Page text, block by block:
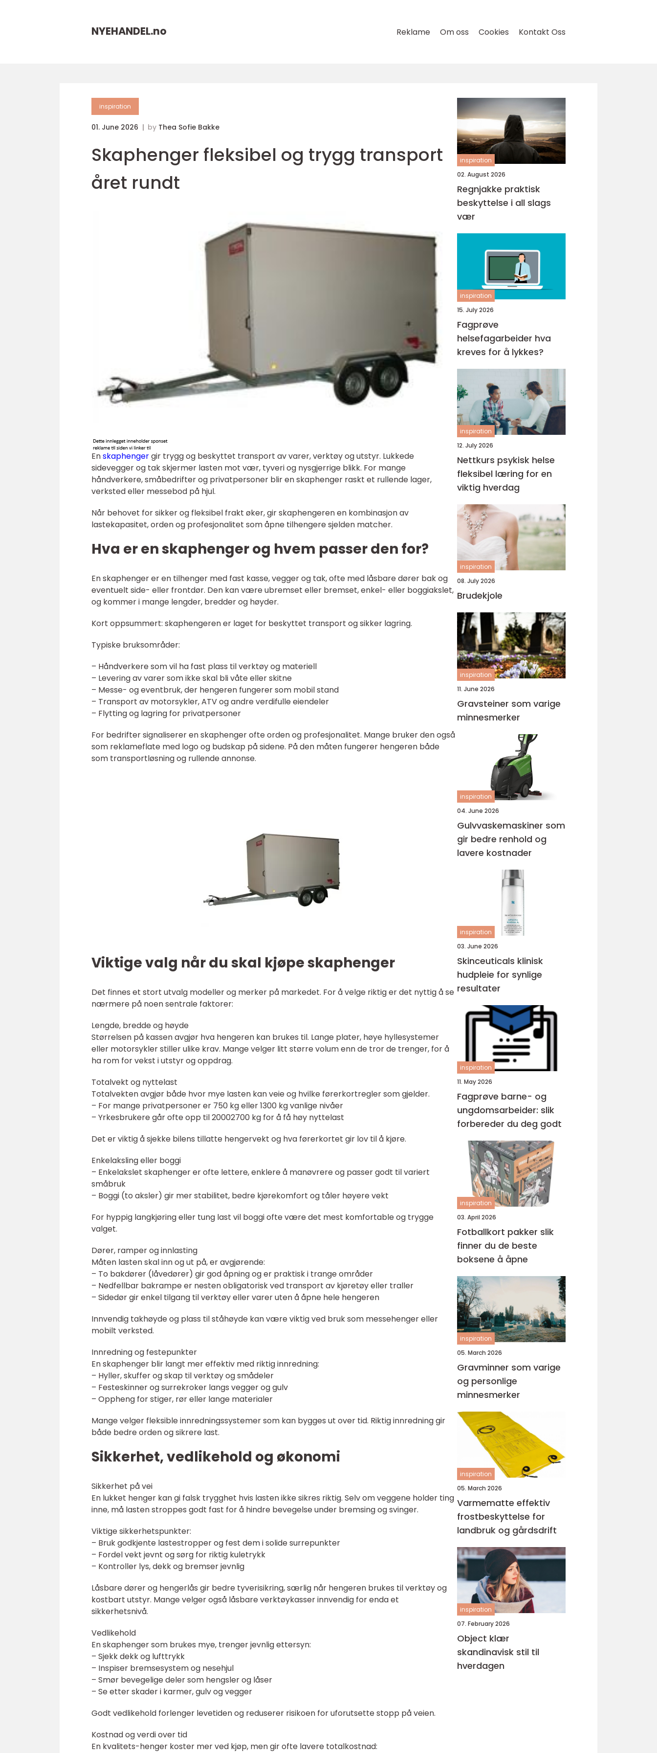
NYEHANDEL.no Reklame Om oss Cookies Kontakt Oss
inspiration
01. June 2026 by Thea Sofie Bakke
Skaphenger fleksibel og trygg transport
året rundt
Enskaphengergir trygg og beskyttet transport av varer, verktøy og utstyr. Lukkede
sidevegger og tak skjermer lasten mot vær, tyveri og nysgjerrige blikk. For mange
håndverkere, småbedrifter og privatpersoner blir en skaphenger raskt et rullende lager,
verksted eller messebod på hjul.
Når behovet for sikker og fleksibel frakt øker, gir skaphengeren en kombinasjon av
lastekapasitet, orden og profesjonalitet som åpne tilhengere sjelden matcher.
Hva er en skaphenger og hvem passer den for?
En skaphenger er en tilhenger med fast kasse, vegger og tak, ofte med låsbare dører bak og
eventuelt side- eller frontdør. Den kan være ubremset eller bremset, enkel- eller boggiakslet,
og kommer i mange lengder, bredder og høyder.
Kort oppsummert: skaphengeren er laget for beskyttet transport og sikker lagring.
Typiske bruksområder:
– Håndverkere som vil ha fast plass til verktøy og materiell
– Levering av varer som ikke skal bli våte eller skitne
– Messe- og eventbruk, der hengeren fungerer som mobil stand
– Transport av motorsykler, ATV og andre verdifulle eiendeler
– Flytting og lagring for privatpersoner
For bedrifter signaliserer en skaphenger ofte orden og profesjonalitet. Mange bruker den også
som reklameflate med logo og budskap på sidene. På den måten fungerer hengeren både
som transportløsning og rullende annonse.
Viktige valg når du skal kjøpe skaphenger
Det finnes et stort utvalg modeller og merker på markedet. For å velge riktig er det nyttig å se
nærmere på noen sentrale faktorer:
Lengde, bredde og høyde
Størrelsen på kassen avgjør hva hengeren kan brukes til. Lange plater, høye hyllesystemer
eller motorsykler stiller ulike krav. Mange velger litt større volum enn de tror de trenger, for å
ha rom for vekst i utstyr og oppdrag.
Totalvekt og nyttelast
Totalvekten avgjør både hvor mye lasten kan veie og hvilke førerkortregler som gjelder.
– For mange privatpersoner er 750 kg eller 1300 kg vanlige nivåer
– Yrkesbrukere går ofte opp til 20002700 kg for å få høy nyttelast
Det er viktig å sjekke bilens tillatte hengervekt og hva førerkortet gir lov til å kjøre.
Enkelaksling eller boggi
– Enkelakslet skaphenger er ofte lettere, enklere å manøvrere og passer godt til variert
småbruk
– Boggi (to aksler) gir mer stabilitet, bedre kjørekomfort og tåler høyere vekt
For hyppig langkjøring eller tung last vil boggi ofte være det mest komfortable og trygge
valget.
Dører, ramper og innlasting
Måten lasten skal inn og ut på, er avgjørende:
– To bakdører (låvedører) gir god åpning og er praktisk i trange områder
– Nedfellbar bakrampe er nesten obligatorisk ved transport av kjøretøy eller traller
– Sidedør gir enkel tilgang til verktøy eller varer uten å åpne hele hengeren
Innvendig takhøyde og plass til ståhøyde kan være viktig ved bruk som messehenger eller
mobilt verksted.
Innredning og festepunkter
En skaphenger blir langt mer effektiv med riktig innredning:
– Hyller, skuffer og skap til verktøy og smådeler
– Festeskinner og surrekroker langs vegger og gulv
– Oppheng for stiger, rør eller lange materialer
Mange velger fleksible innredningssystemer som kan bygges ut over tid. Riktig innredning gir
både bedre orden og sikrere last.
Sikkerhet, vedlikehold og økonomi
Sikkerhet på vei
En lukket henger kan gi falsk trygghet hvis lasten ikke sikres riktig. Selv om veggene holder ting
inne, må lasten stroppes godt fast for å hindre bevegelse under bremsing og svinger.
Viktige sikkerhetspunkter:
– Bruk godkjente lastestropper og fest dem i solide surrepunkter
– Fordel vekt jevnt og sørg for riktig kuletrykk
– Kontroller lys, dekk og bremser jevnlig
Låsbare dører og hengerlås gir bedre tyverisikring, særlig når hengeren brukes til verktøy og
kostbart utstyr. Mange velger også låsbare verktøykasser innvendig for enda et
sikkerhetsnivå.
Vedlikehold
En skaphenger som brukes mye, trenger jevnlig ettersyn:
– Sjekk dekk og lufttrykk
– Inspiser bremsesystem og nesehjul
– Smør bevegelige deler som hengsler og låser
– Se etter skader i karmer, gulv og vegger
Godt vedlikehold forlenger levetiden og reduserer risikoen for uforutsette stopp på veien.
Kostnad og verdi over tid
En kvalitets-henger koster mer ved kjøp, men gir ofte lavere totalkostnad:
inspiration
02. August 2026
Regnjakke praktisk
beskyttelse i all slags
vær
inspiration
15. July 2026
Fagprøve
helsefagarbeider hva
kreves for å lykkes?
inspiration
12. July 2026
Nettkurs psykisk helse
fleksibel læring for en
viktig hverdag
inspiration
08. July 2026
Brudekjole
inspiration
11. June 2026
Gravsteiner som varige
minnesmerker
inspiration
04. June 2026
Gulvvaskemaskiner som
gir bedre renhold og
lavere kostnader
inspiration
03. June 2026
Skinceuticals klinisk
hudpleie for synlige
resultater
inspiration
11. May 2026
Fagprøve barne- og
ungdomsarbeider: slik
forbereder du deg godt
inspiration
03. April 2026
Fotballkort pakker slik
finner du de beste
boksene å åpne
inspiration
05. March 2026
Gravminner som varige
og personlige
minnesmerker
inspiration
05. March 2026
Varmematte effektiv
frostbeskyttelse for
landbruk og gårdsdrift
inspiration
07. February 2026
Object klær
skandinavisk stil til
hverdagen